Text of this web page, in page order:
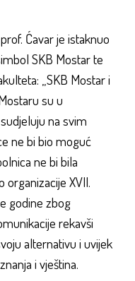
Ćavar je istaknuo
SKB Mostar te
„SKB Mostar i
su u
na svim
ne bi bio moguć
ne bi bila
organizacije XVII.
godine zbog
rekavši
alternativu i uvijek
i vještina.